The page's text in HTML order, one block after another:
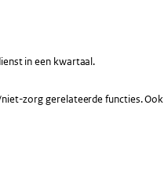
in een kwartaal.
zorg gerelateerde functies. Ook